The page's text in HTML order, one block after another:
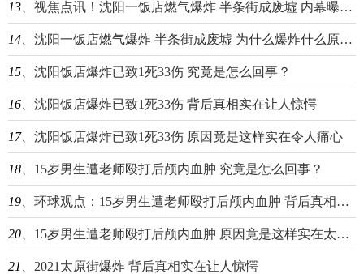
13、 视焦点讯！沈阳一饭店燃气爆炸 半条街成废墟 内幕曝光简直太吓人了
14、 沈阳一饭店燃气爆炸 半条街成废墟 为什么爆炸什么原因？
15、 沈阳饭店爆炸已致1死33伤 究竟是怎么回事？
16、 沈阳饭店爆炸已致1死33伤 背后真相实在让人惊愕
17、 沈阳饭店爆炸已致1死33伤 原因竟是这样实在令人痛心
18、 15岁男生遭老师殴打后颅内血肿 究竟是怎么回事？
19、 环球观点：15岁男生遭老师殴打后颅内血肿 背后真相实在让人惊愕
20、 15岁男生遭老师殴打后颅内血肿 原因竟是这样实在太悲剧
21、 2021太原街爆炸 背后真相实在让人惊愕